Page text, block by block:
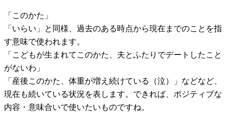
「このかた」
「いらい」と同様、過去のある時点から現在までのことを指
す意味で使われます。
「こどもが生まれてこのかた、夫とふたりでデートしたこと
がないわ」
「産後このかた、体重が増え続けている（泣）」などなど、
現在も続いている状況を表します。できれば、ポジティブな
内容・意味合いで使いたいものですね。